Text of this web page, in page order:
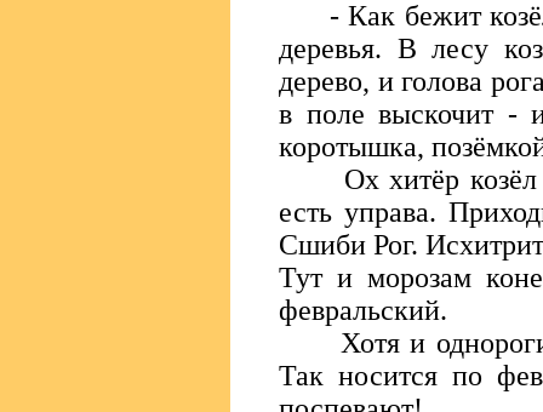
- Как бежит
деревья. В лесу
дерево, и голова
в поле выскочит -
коротышка,
Ох хитёр козёл
есть управа.
Сшиби Рог.
Тут и морозам
февральский.
Хотя и
Так носится по